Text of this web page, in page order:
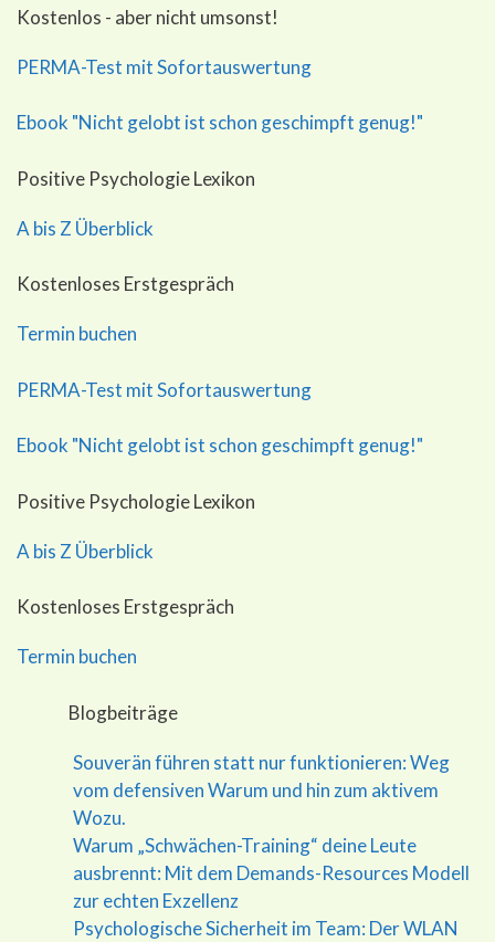
Kostenlos - aber nicht umsonst!
PERMA-Test mit Sofortauswertung
Ebook "Nicht gelobt ist schon geschimpft genug!"
Positive Psychologie Lexikon
A bis Z Überblick
Kostenloses Erstgespräch
Termin buchen
PERMA-Test mit Sofortauswertung
Ebook "Nicht gelobt ist schon geschimpft genug!"
Positive Psychologie Lexikon
A bis Z Überblick
Kostenloses Erstgespräch
Termin buchen
Blogbeiträge
Souverän führen statt nur funktionieren: Weg
vom defensiven Warum und hin zum aktivem
Wozu.
Warum „Schwächen-Training“ deine Leute
ausbrennt: Mit dem Demands-Resources Modell
zur echten Exzellenz
Psychologische Sicherheit im Team: Der WLAN